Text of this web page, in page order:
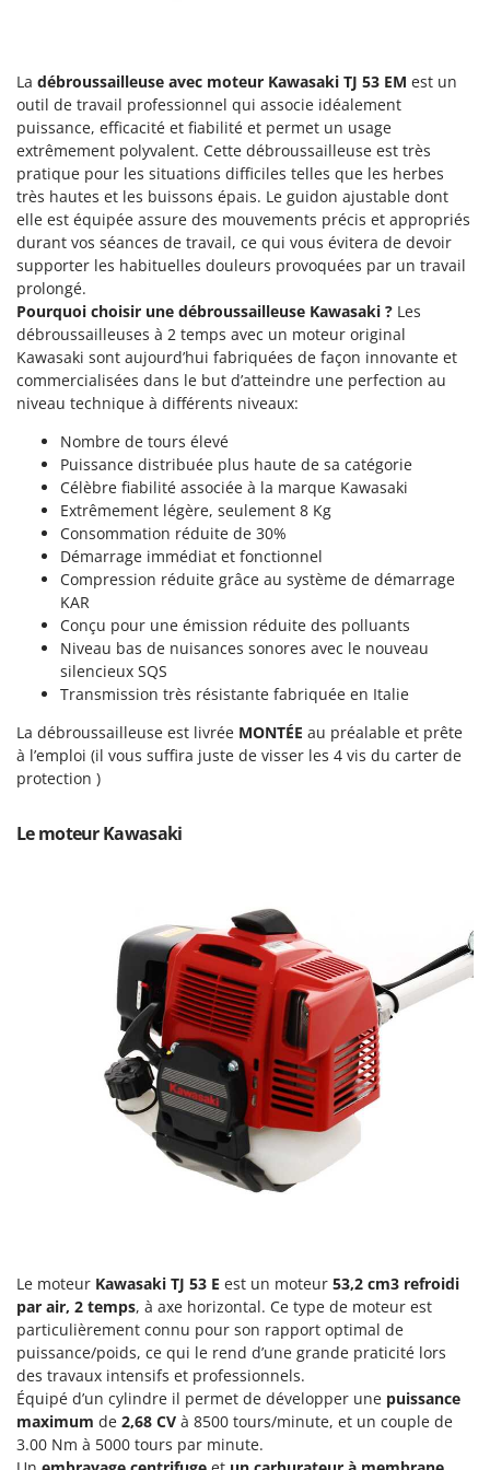
H
Haches - Cognées et Hachettes
Hachoirs à viande
Herses à Dents
Herses Rotatives
L
Lames à neige
Lames niveleuses pour tracteur
Lave-vitres
Lieuses électriques pour vignes
Machines à pâtes
Machines pour la transformation des fruits
Machines sous vide
Motobineuses
Motoculteurs
Motofaucheuses
Motopompes pour irrigation
Moulins à céréales électriques
Moulins à farine
N
Nettoyeurs et Balais à vapeur
Nettoyeurs haute pression
Peignes vibreurs et Secoueurs à olives
Pelles rétros pour tracteur
Perches Élagueuses
Pétrins à Spirale
Piscines
Planteuses de pommes de terre pour tracteur
Plateaux de coupe pour tracteur
Pompes d'irrigation à tracteur
Postes à souder
Poussoirs à saucisse
Presses à pellets
Pressoirs à fruits
Pressoirs à Raisin
Edilmark
Effeuno
Einhell
Elegen
Energy Gruppi
Enotecnica Pillan
Eschenfelder
EuroMech
Eurosystems
F
FAC
Fama Industrie
Famag
Famur
FARMER
FBC
Ferrari Group
Ferroni
Ferrua
FIAC
FIEM
Fimar
Fiorentini
Fontana Forni
Forest Master
Francini
G3 Ferrari
Gardena
Gipeco
Girmi
GRAEF
Gre
GreenBay
Greenworks
La débroussailleuse avec moteur Kawasaki TJ 53 EM est un
outil de travail professionnel qui associe idéalement
puissance, efficacité et fiabilité et permet un usage
extrêmement polyvalent. Cette débroussailleuse est très
pratique pour les situations difficiles telles que les herbes
très hautes et les buissons épais. Le guidon ajustable dont
elle est équipée assure des mouvements précis et appropriés
durant vos séances de travail, ce qui vous évitera de devoir
supporter les habituelles douleurs provoquées par un travail
prolongé.
Pourquoi choisir une débroussailleuse Kawasaki ? Les
débroussailleuses à 2 temps avec un moteur original
Kawasaki sont aujourd’hui fabriquées de façon innovante et
commercialisées dans le but d’atteindre une perfection au
niveau technique à différents niveaux:
Nombre de tours élevé
Puissance distribuée plus haute de sa catégorie
Célèbre fiabilité associée à la marque Kawasaki
Extrêmement légère, seulement 8 Kg
Consommation réduite de 30%
Démarrage immédiat et fonctionnel
Compression réduite grâce au système de démarrage
KAR
Conçu pour une émission réduite des polluants
Niveau bas de nuisances sonores avec le nouveau
silencieux SQS
Transmission très résistante fabriquée en Italie
La débroussailleuse est livrée MONTÉE au préalable et prête
à l’emploi (il vous suffira juste de visser les 4 vis du carter de
protection )
Le moteur Kawasaki
Le moteur Kawasaki TJ 53 E est un moteur 53,2 cm3 refroidi
par air, 2 temps, à axe horizontal. Ce type de moteur est
particulièrement connu pour son rapport optimal de
puissance/poids, ce qui le rend d’une grande praticité lors
des travaux intensifs et professionnels.
Équipé d’un cylindre il permet de développer une puissance
maximum de 2,68 CV à 8500 tours/minute, et un couple de
3.00 Nm à 5000 tours par minute.